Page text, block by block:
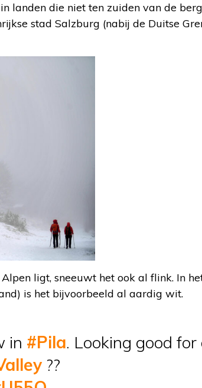
landen die niet ten zuiden van de
stad Salzburg (nabij de Duitse
ligt, sneeuwt het ook al flink. In
is het bijvoorbeeld al aardig wit.
in #Pila. Looking good
??